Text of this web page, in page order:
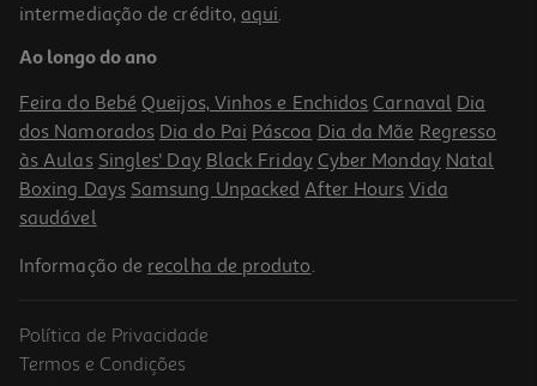
Máquina De Café Dolce Gusto Krups Neo Kp830110 Branca
49.99 €/un
49,99 €
-26%
intermediação de crédito, aqui.
Ao longo do ano
Feira do Bebé Queijos, Vinhos e Enchidos Carnaval Dia
dos Namorados Dia do Pai Páscoa Dia da Mãe Regresso
às Aulas Singles' Day Black Friday Cyber Monday Natal
Boxing Days Samsung Unpacked After Hours Vida
saudável
Informação de recolha de produto.
Política de Privacidade
Termos e Condições